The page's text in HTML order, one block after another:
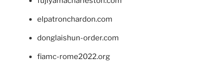
elpatronchardon.com
donglaishun-order.com
fiamc-rome2022.org